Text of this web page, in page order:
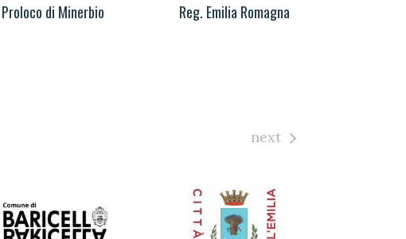
Proloco di Minerbio Reg. Emilia Romagna
next